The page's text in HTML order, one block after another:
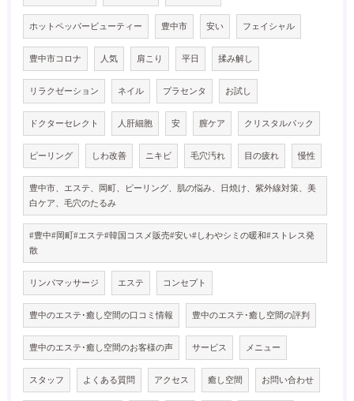
ホットペッパービューティー 豊中市 安い フェイシャル
豊中市コロナ 人気 肩こり 平日 揉み解し
リラクゼーション ネイル プラセンタ お試し
ドクターセレクト 人肝細胞 安 膣ケア クリスタルパック
ピーリング しわ改善 ニキビ 毛穴汚れ 目の疲れ 慢性
豊中市、エステ、岡町、ピーリング、肌の悩み、日焼け、紫外線対策、美
白ケア、毛穴のたるみ
#豊中#岡町#エステ#韓国コスメ販売#安い#しわやシミの暖和#ストレス発
散
リンパマッサージ エステ コンセプト
豊中のエステ･癒し空間の口コミ情報 豊中のエステ･癒し空間の評判
豊中のエステ･癒し空間のお客様の声 サービス メニュー
スタッフ よくある質問 アクセス 癒し空間 お問い合わせ